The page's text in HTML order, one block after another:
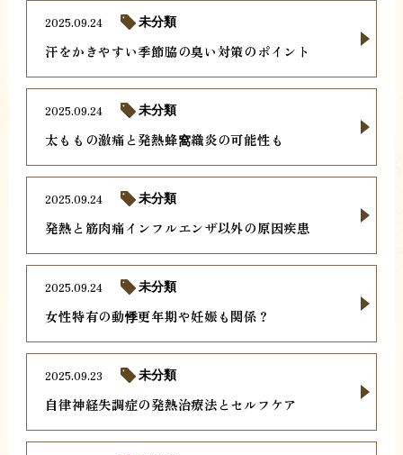
汗をかきやすい季節脇の臭い対策のポイント
2025.09.24 未分類
太ももの激痛と発熱蜂窩織炎の可能性も
2025.09.24 未分類
発熱と筋肉痛インフルエンザ以外の原因疾患
2025.09.24 未分類
女性特有の動悸更年期や妊娠も関係？
2025.09.24 未分類
自律神経失調症の発熱治療法とセルフケア
2025.09.23 未分類